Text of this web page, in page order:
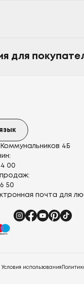
для
4Б
00
50
почта для
Условия использования